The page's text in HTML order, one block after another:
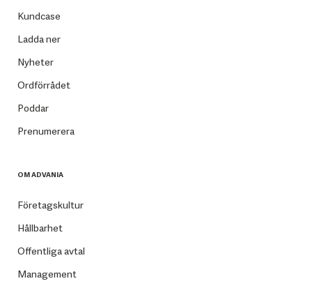
Kundcase
Ladda ner
Nyheter
Ordförrådet
Poddar
Prenumerera
OM ADVANIA
Företagskultur
Hållbarhet
Offentliga avtal
Management